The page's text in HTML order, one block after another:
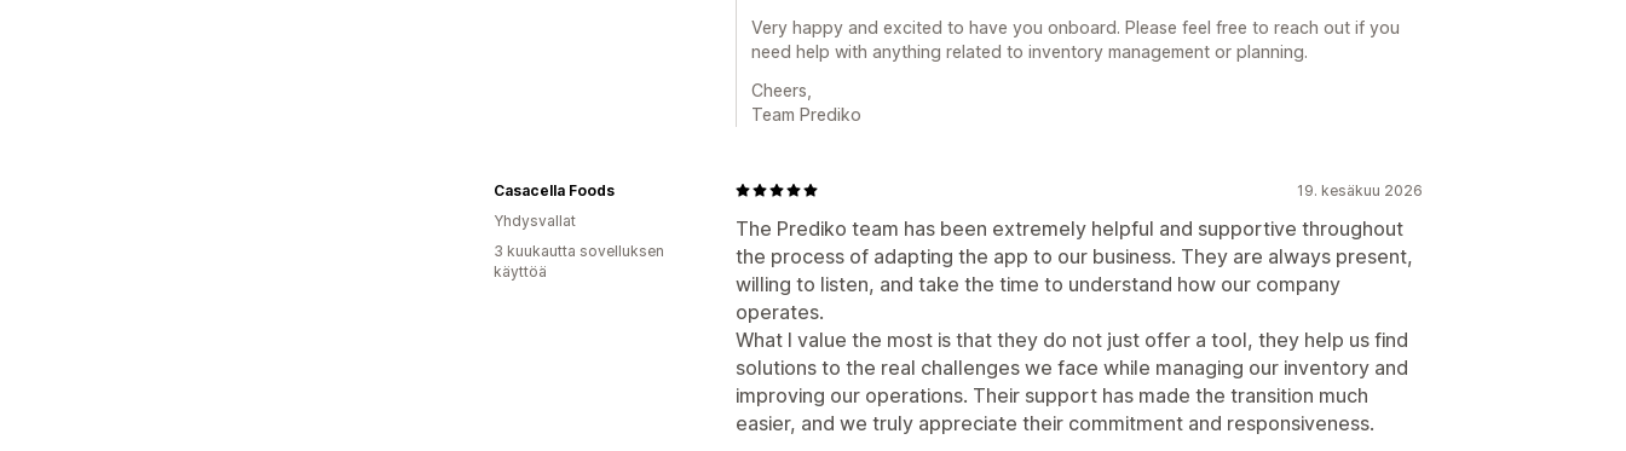
Very happy and excited to have you onboard. Please feel free to reach out if you
need help with anything related to inventory management or planning.
Cheers,
Team Prediko
19. kesäkuu 2026
The Prediko team has been extremely helpful and supportive throughout
the process of adapting the app to our business. They are always present,
willing to listen, and take the time to understand how our company
operates.
What I value the most is that they do not just offer a tool, they help us find
solutions to the real challenges we face while managing our inventory and
improving our operations. Their support has made the transition much
easier, and we truly appreciate their commitment and responsiveness.
Casacella Foods
Yhdysvallat
3 kuukautta sovelluksen
käyttöä